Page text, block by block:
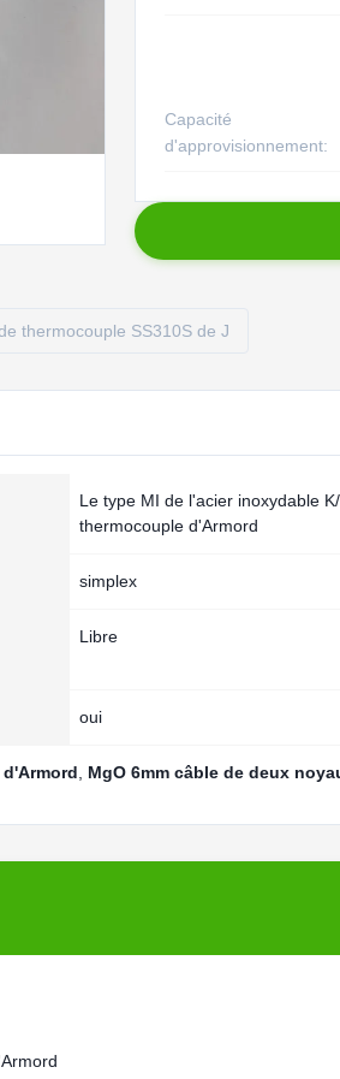
Capacité
d'approvisionnement:
thermocouple SS310S de J
Le type MI de l'acier inoxydable
thermocouple d'Armord
simplex
Libre
oui
MgO 6mm câble de deux